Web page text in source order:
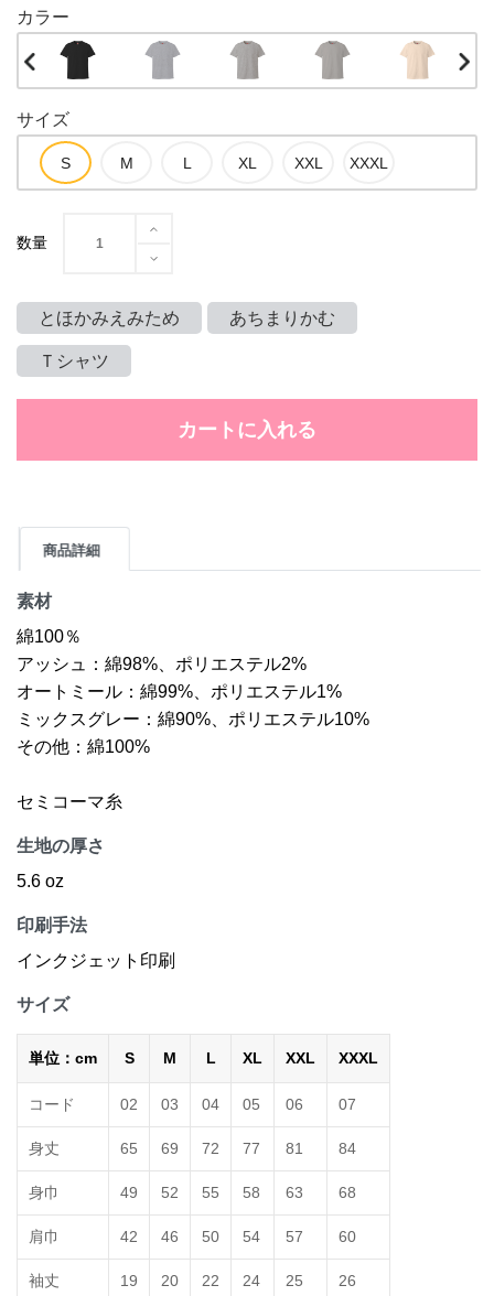
カラー
サイズ
数量
とほかみえみため あちまりかむ
Ｔシャツ
カートに入れる
商品詳細
素材
綿100％
アッシュ：綿98%、ポリエステル2%
オートミール：綿99%、ポリエステル1%
ミックスグレー：綿90%、ポリエステル10%
その他：綿100%
セミコーマ糸
生地の厚さ
5.6 oz
印刷手法
インクジェット印刷
サイズ
単位：cm S M L XL XXL XXXL
コード 02 03 04 05 06 07
身丈 65 69 72 77 81 84
身巾 49 52 55 58 63 68
肩巾 42 46 50 54 57 60
袖丈 19 20 22 24 25 26